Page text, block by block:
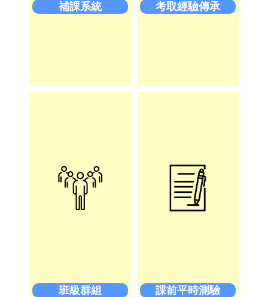
補課系統 考取經驗傳承
班級群組 課前平時測驗